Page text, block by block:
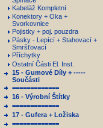
Kabeláž Kompletní
Konektory + Oka +
Svorkovnice
Pojistky + poj. pouzdra
Pásky - Lepící + Stahovací +
Smršťovací
Příchytky
Ostatní Části El. Inst.
15 - Gumové Díly + -----
Součásti
=============
16 - Výrobní Štítky
=============
17 - Gufera + Ložiska
=============